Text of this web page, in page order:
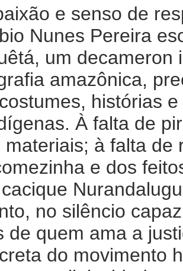
e senso de
Nunes Pereira
um decameron
amazônica,
histórias
À falta de
à falta de
e dos
no silêncio
de quem ama a
do movimento